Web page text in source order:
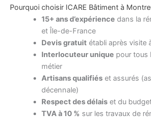
Pourquoi choisir ICARE Bâtiment à
15+ ans d’expérience dans la
et Île-de-France
Devis gratuit établi après visite
Interlocuteur unique pour tous
métier
Artisans qualifiéset assurés
décennale)
Respect des délaiset du
TVA à 10 % sur les travaux de